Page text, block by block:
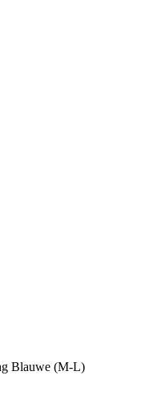
Blauwe (M-L)